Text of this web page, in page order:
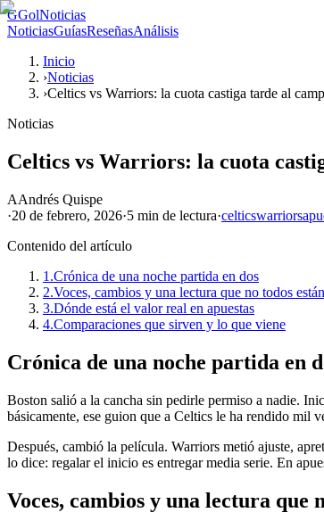
GGolNoticias
NoticiasGuíasReseñasAnálisis
Inicio
›Noticias
›Celtics vs Warriors: la cuota castiga tarde al
Noticias
Celtics vs Warriors: la cuota
AAndrés Quispe
·20 de febrero, 2026·5 min de lectura·celticswarriors
Contenido del artículo
1.Crónica de una noche partida en dos
2.Voces, cambios y una lectura que no todos
3.Dónde está el valor real en apuestas
4.Comparaciones que sirven y lo que viene
Crónica de una noche partida en
Boston salió a la cancha sin pedirle permiso a nadie.
básicamente, ese guion que a Celtics le ha rendido mil
Después, cambió la película. Warriors metió ajuste,
lo dice: regalar el inicio es entregar media serie. En
Voces, cambios y una lectura que